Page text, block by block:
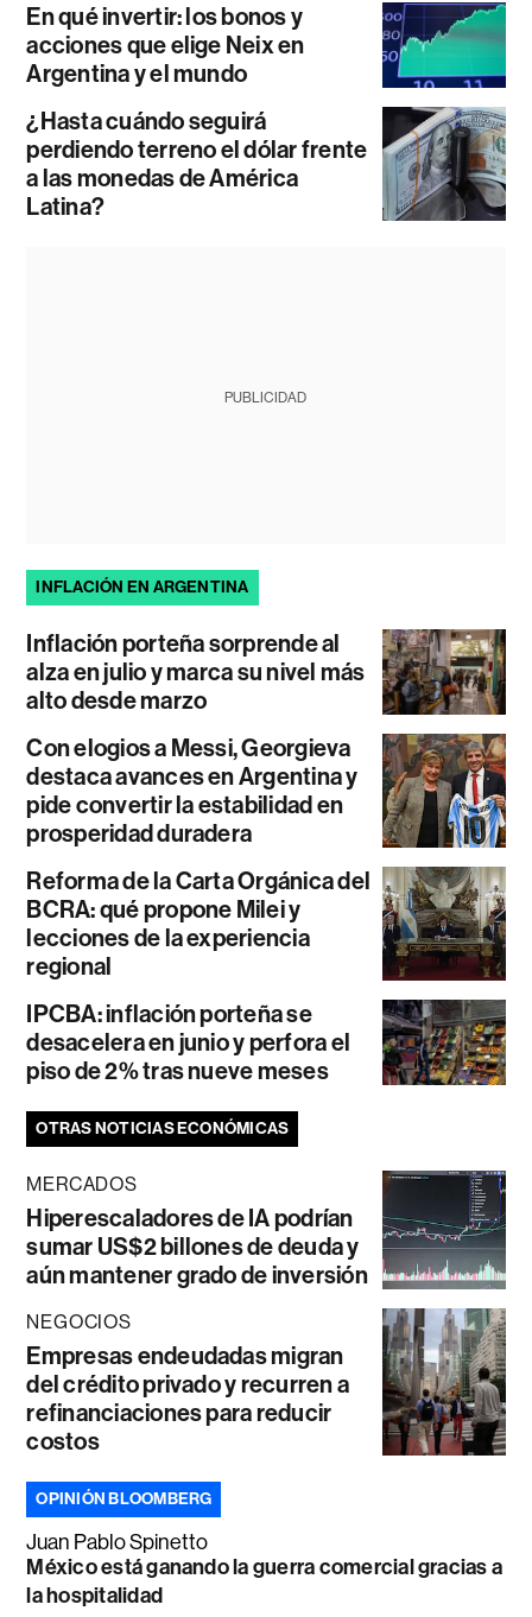
En qué invertir: los bonos y
acciones que elige Neix en
Argentina y el mundo
¿Hasta cuándo seguirá
perdiendo terreno el dólar frente
a las monedas de América
Latina?
PUBLICIDAD
INFLACIÓN EN ARGENTINA
Inflación porteña sorprende al
alza en julio y marca su nivel más
alto desde marzo
Con elogios a Messi, Georgieva
destaca avances en Argentina y
pide convertir la estabilidad en
prosperidad duradera
Reforma de la Carta Orgánica del
BCRA: qué propone Milei y
lecciones de la experiencia
regional
IPCBA: inflación porteña se
desacelera en junio y perfora el
piso de 2% tras nueve meses
OTRAS NOTICIAS ECONÓMICAS
MERCADOS
Hiperescaladores de IA podrían
sumar US$2 billones de deuda y
aún mantener grado de inversión
NEGOCIOS
Empresas endeudadas migran
del crédito privado y recurren a
refinanciaciones para reducir
costos
OPINIÓN BLOOMBERG
Juan Pablo Spinetto
México está ganando la guerra comercial gracias a
la hospitalidad